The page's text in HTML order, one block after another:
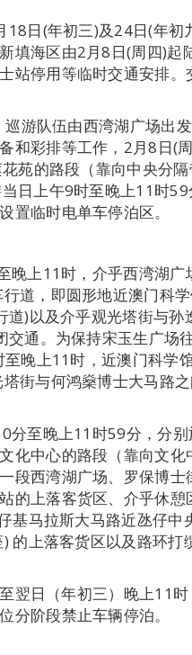
18日(年初三)及24日(年初
填海区由2月8日(周四)起
站停用等临时交通安排。
游队伍由西湾湖广场出
和彩排等工作，2月8日(
苑的路段（靠向中央分隔
日上午9时至晚上11时
置临时电单车停泊区。
晚上11时，介乎西湾湖广
道，即圆形地近澳门科
)以及介乎观光塔街与孙
通。为保持宋玉生广场
晚上11时，近澳门科学
街与何鸿燊博士大马路
分至晚上11时59分，分
化中心的路段（靠向文化
段西湾湖广场、罗保博士
的上落客货区、介乎休憩
基马拉斯大马路近氹仔中
的上落客货区以及路环打
翌日（年初三）晚上11
分阶段禁止车辆停泊。